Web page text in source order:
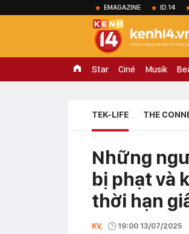
EMAGAZINE ID.14
Star Ciné Musik
TEK-LIFE THE
Những
bị phạt và
thời hạn
KV, 19:00 13/07/2025